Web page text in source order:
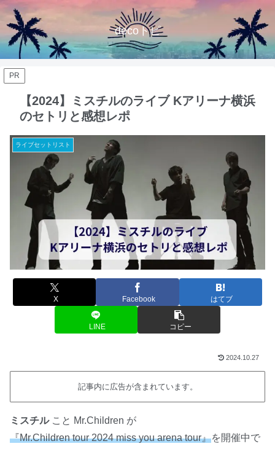
decoトピ
PR
【2024】ミスチルのライブ Kアリーナ横浜
のセトリと感想レポ
ライブセットリスト
X Facebook はてブ
LINE コピー
2024.10.27
記事内に広告が含まれています。
ミスチルこと Mr.Children が
『Mr.Children tour 2024 miss you arena tour』を開催中で